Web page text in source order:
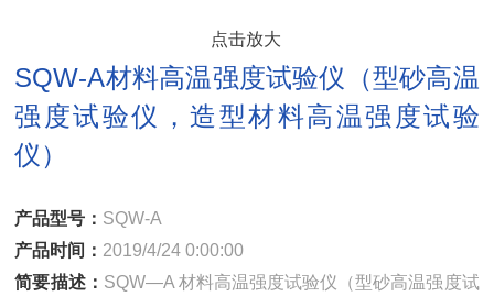
点击放大
SQW-A材料高温强度试验仪（型砂高温
强度试验仪，造型材料高温强度试验
仪）
产品型号： SQW-A
产品时间： 2019/4/24 0:00:00
简要描述： SQW—A 材料高温强度试验仪（型砂高温强度试